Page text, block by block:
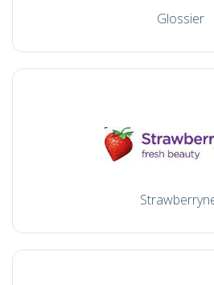
Glossier